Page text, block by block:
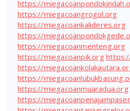
https://
https://miegacoangrogol.org
https://miegacoankalideres.org
https://
https://miegacoanmenteng.org
https://miegacoanpik.org
https://
https://
https://miegacoanmuaradua.org
https://